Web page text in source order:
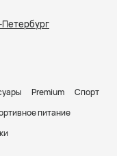
Premium
Спорт
питание